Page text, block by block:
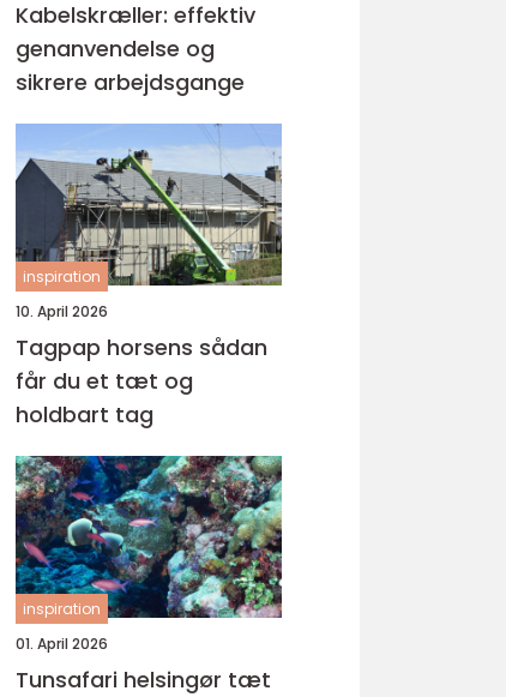
Kabelskræller: effektiv
genanvendelse og
sikrere arbejdsgange
inspiration
10. April 2026
Tagpap horsens sådan
får du et tæt og
holdbart tag
inspiration
01. April 2026
Tunsafari helsingør tæt